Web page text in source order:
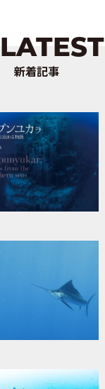
LATEST
新着記事